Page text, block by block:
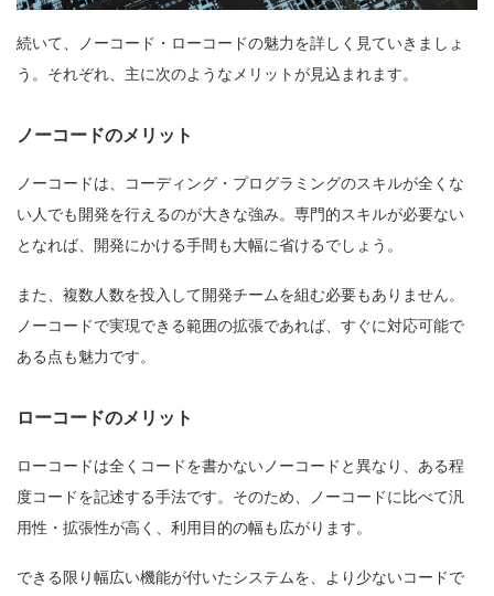
続いて、ノーコード・ローコードの魅力を詳しく見ていきましょ
う。それぞれ、主に次のようなメリットが見込まれます。
ノーコードのメリット
ノーコードは、コーディング・プログラミングのスキルが全くな
い人でも開発を行えるのが大きな強み。専門的スキルが必要ない
となれば、開発にかける手間も大幅に省けるでしょう。
また、複数人数を投入して開発チームを組む必要もありません。
ノーコードで実現できる範囲の拡張であれば、すぐに対応可能で
ある点も魅力です。
ローコードのメリット
ローコードは全くコードを書かないノーコードと異なり、ある程
度コードを記述する手法です。そのため、ノーコードに比べて汎
用性・拡張性が高く、利用目的の幅も広がります。
できる限り幅広い機能が付いたシステムを、より少ないコードで